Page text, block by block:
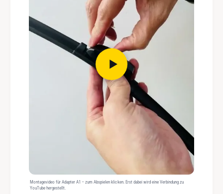
Montagevideo für Adapter A1 – zum Abspielen klicken. Erst dabei wird eine Verbindung zu
YouTube hergestellt.